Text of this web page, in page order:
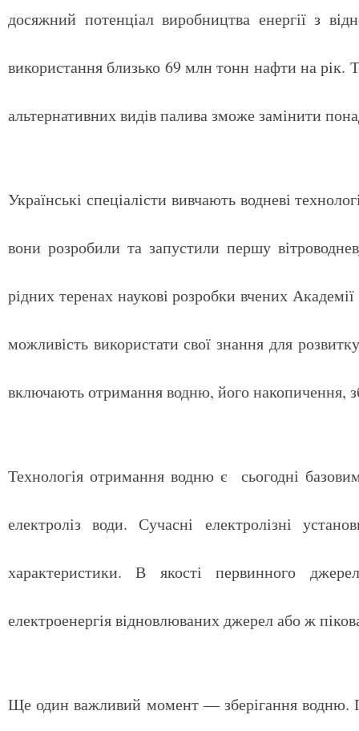
досяжний потенціал виробництва енергії з
використання близько 69 млн тонн нафти на рік.
альтернативних видів палива зможе замінити
Українські спеціалісти вивчають водневі
вони розробили та запустили першу
рідних теренах наукові розробки вчених
можливість використати свої знання для
включають отримання водню, його накопичення,
Технологія отримання водню є сьогодні
електроліз води. Сучасні електролізні
характеристики. В якості первинного
електроенергія відновлюваних джерел або ж
Ще один важливий момент — зберігання водню.